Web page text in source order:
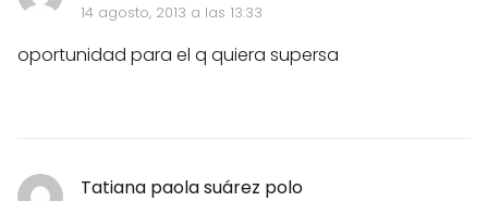
14 agosto, 2013 a las 13:33
oportunidad para el q quiera supersa
Tatiana paola suárez polo